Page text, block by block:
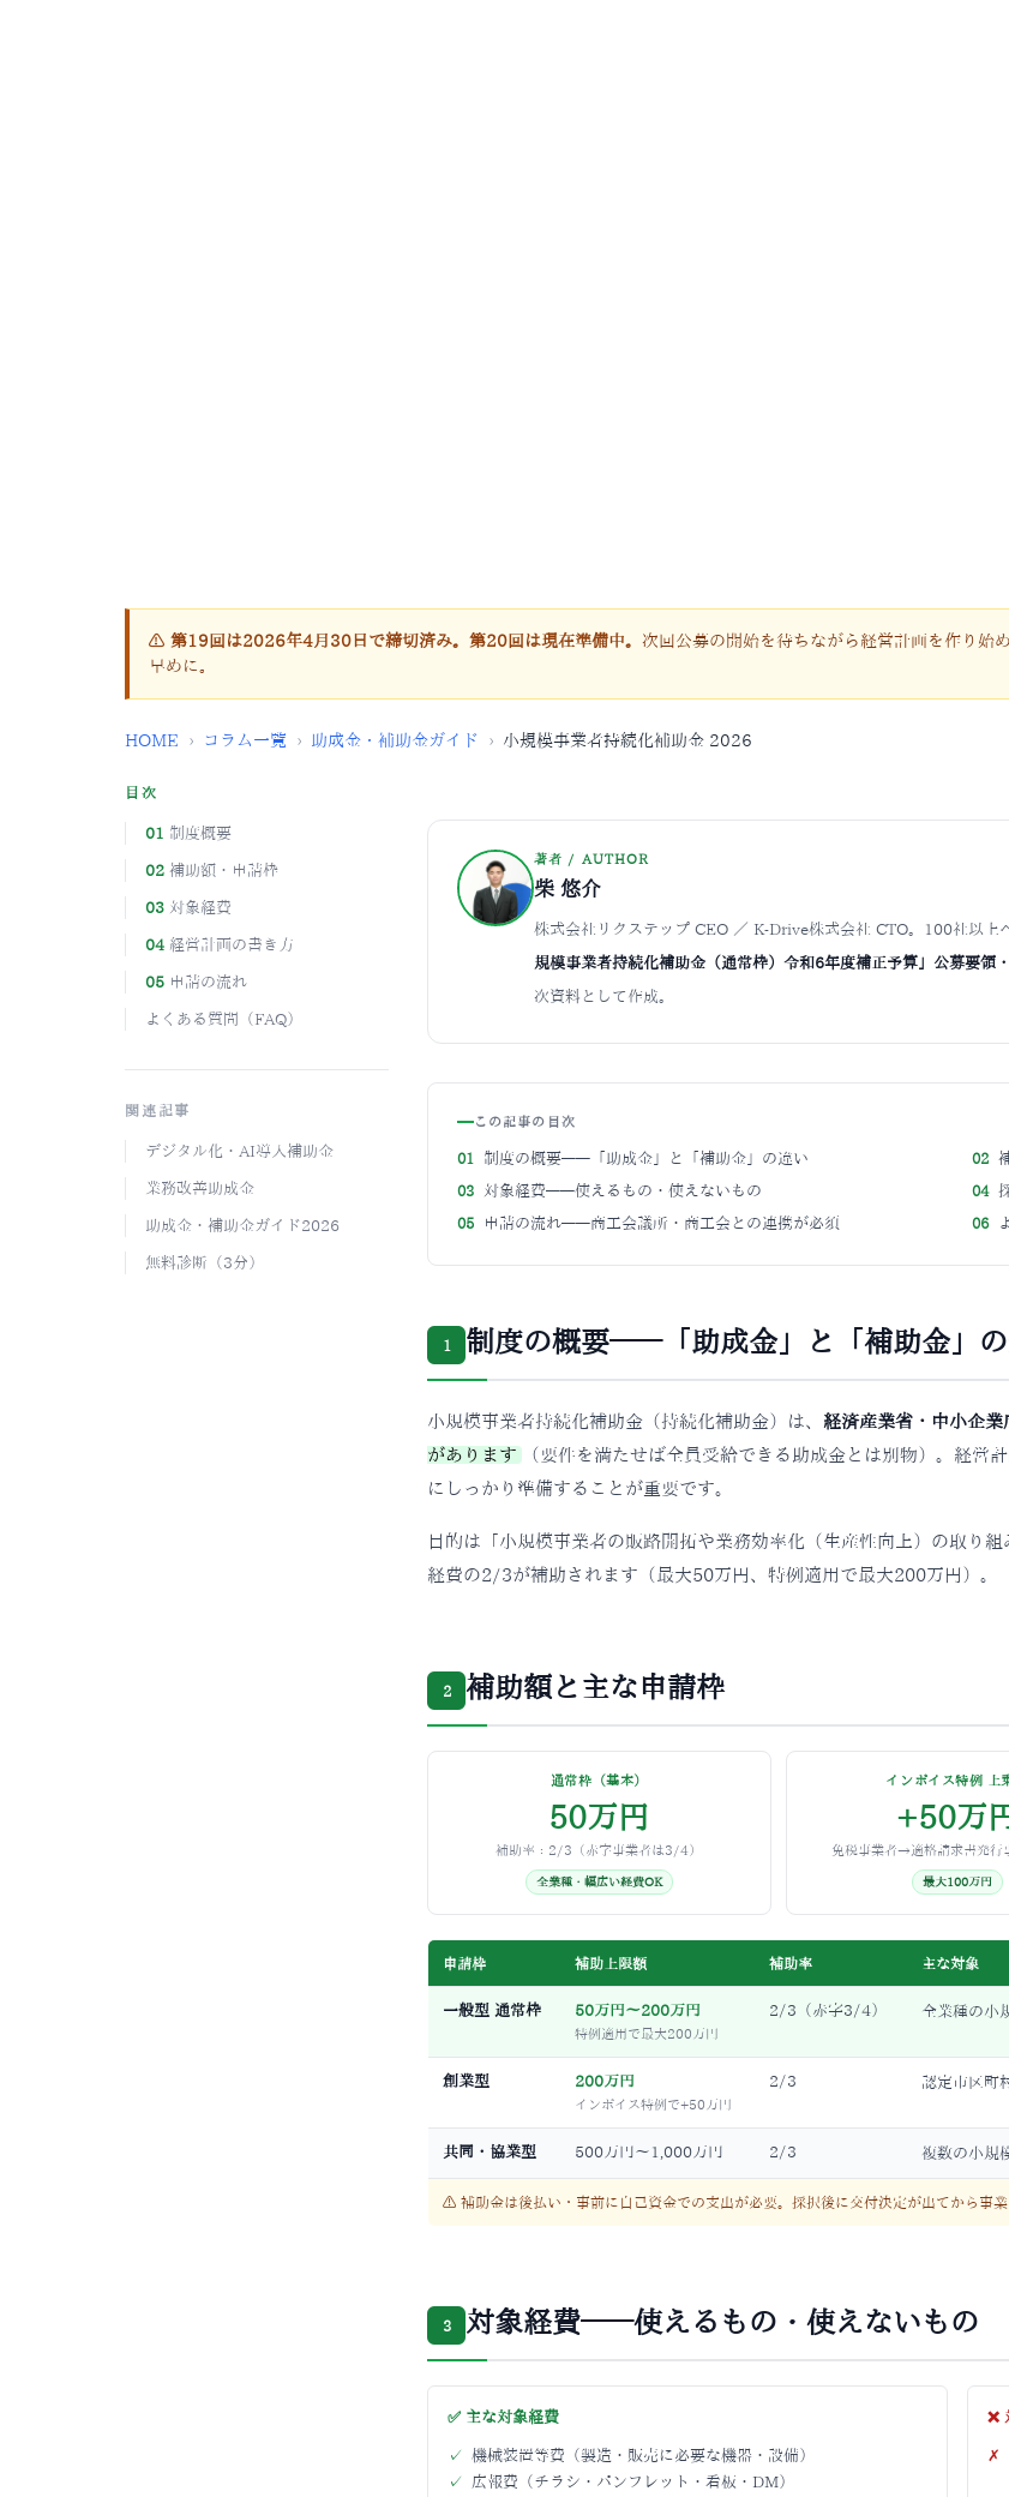
⚠ 第19回は2026年4月30日で締切済み。第20回は現在準備中。 次回公募の開始を待ちながら経営計画を作り始
早めに。
HOME › コラム一覧 › 助成金・補助金ガイド › 小規模事業者持続化補助金 2026
目次
01 制度概要
02 補助額・申請枠
03 対象経費
04 経営計画の書き方
05 申請の流れ
よくある質問（FAQ）
関連記事
デジタル化・AI導入補助金
業務改善助成金
助成金・補助金ガイド2026
無料診断（3分）
著者 / AUTHOR
柴 悠介
株式会社リクステップ CEO ／ K-Drive株式会社 CTO。100社以上
規模事業者持続化補助金（通常枠）令和6年度補正予算」公募要領
次資料として作成。
この記事の目次
01 制度の概要——「助成金」と「補助金」の違い 02
03 対象経費——使えるもの・使えないもの 04
05 申請の流れ——商工会議所・商工会との連携が必須 06
1 制度の概要——「助成金」と「補助金」
小規模事業者持続化補助金（持続化補助金）は、 経済産業省・中小企業
があります
（要件を満たせば全員受給できる助成金とは別物）。経営
にしっかり準備することが重要です。
目的は「小規模事業者の販路開拓や業務効率化（生産性向上）の取り
経費の2/3が補助されます（最大50万円、特例適用で最大200万円）。
2 補助額と主な申請枠
通常枠（基本）
50万円
補助率：2/3（赤字事業者は3/4）
全業種・幅広い経費OK
インボイス特例 上
+50万
免税事業者→適格請求書発行
最大100万円
申請枠 補助上限額 補助率 主な対象
一般型 通常枠 50万円〜200万円
特例適用で最大200万円
2/3（赤字3/4） 全業種の小
創業型 200万円
インボイス特例で+50万円
2/3 認定市区町
共同・協業型 500万円〜1,000万円 2/3 複数の小規
⚠ 補助金は後払い・事前に自己資金での支出が必要。採択後に交付決定が出てから事業
3 対象経費——使えるもの・使えないもの
✅ 主な対象経費
✓
機械装置等費（製造・販売に必要な機器・設備）
✓
広報費（チラシ・パンフレット・看板・DM）
❌
✗